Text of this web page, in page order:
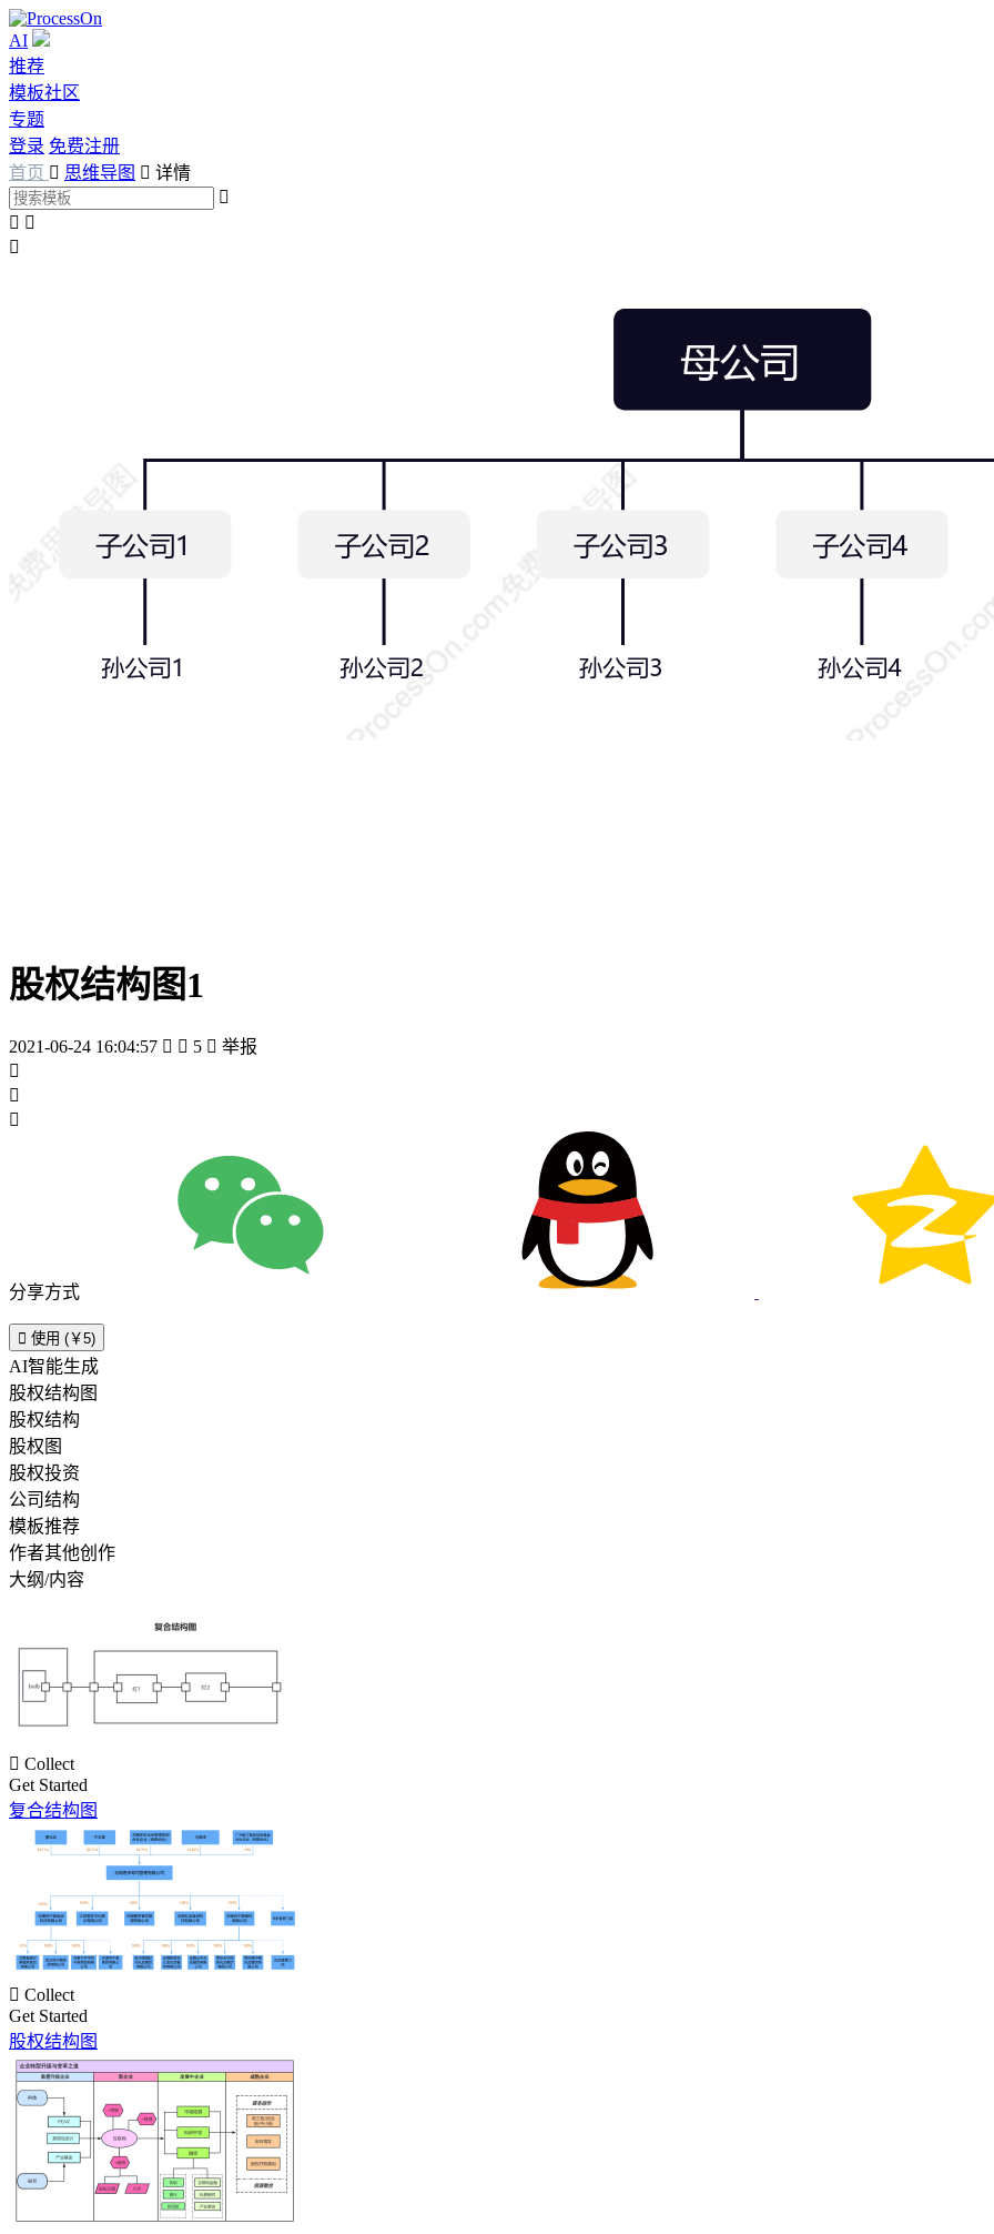
AI
推荐
模板社区
专题
登录 免费注册
首页  思维导图  详情

 

股权结构图1
2021-06-24 16:04:57   5  举报



分享方式
 使用 (￥5)
AI智能生成
股权结构图
股权结构
股权图
股权投资
公司结构
模板推荐
作者其他创作
大纲/内容
 Collect
Get Started
复合结构图
 Collect
Get Started
股权结构图